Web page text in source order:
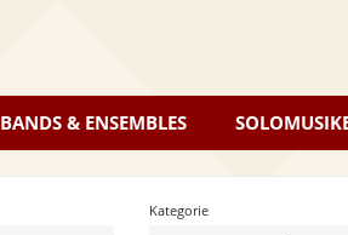
BANDS & ENSEMBLES
Kategorie